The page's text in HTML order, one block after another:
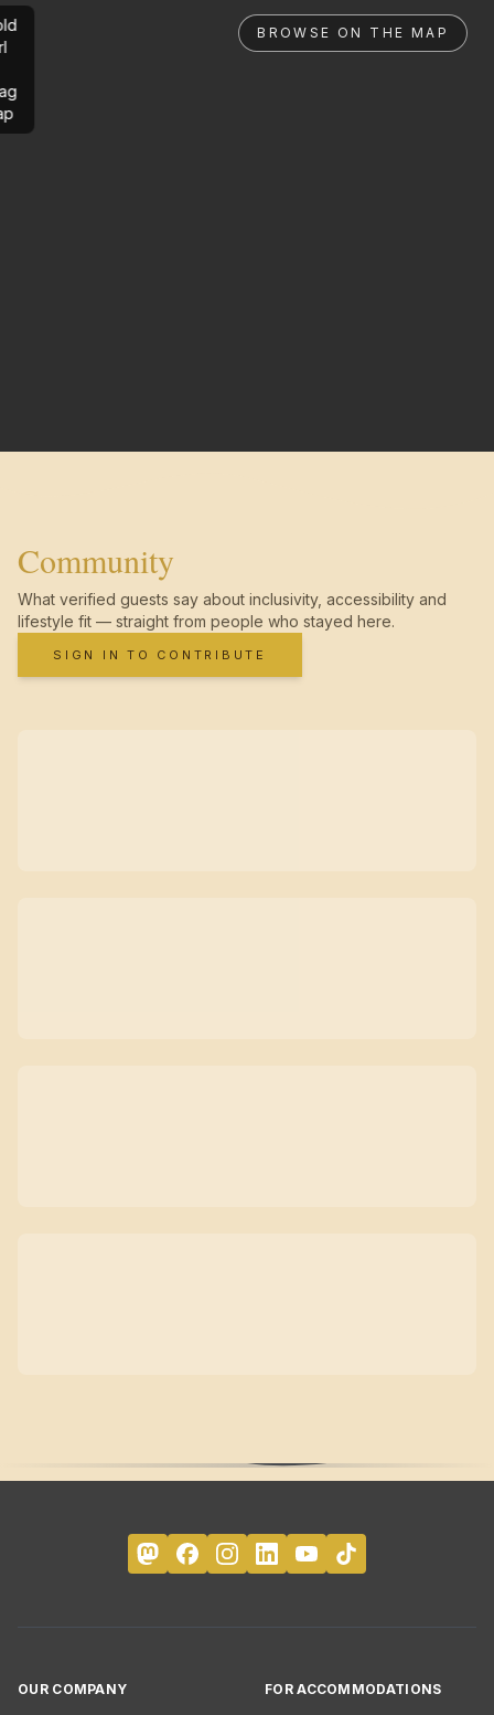
BROWSE ON THE MAP
Community
What verified guests say about inclusivity, accessibility and
lifestyle fit — straight from people who stayed here.
SIGN IN TO CONTRIBUTE
OUR COMPANY FOR ACCOMMODATIONS